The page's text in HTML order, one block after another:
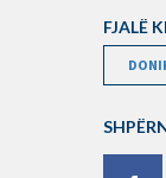
FJALË